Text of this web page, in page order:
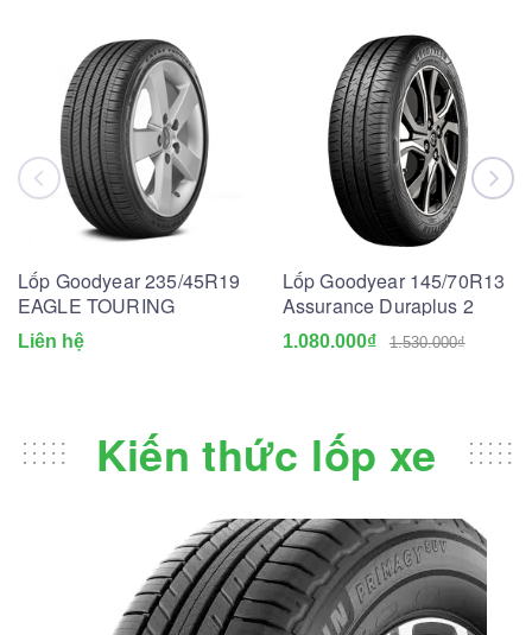
Lốp Goodyear 235/45R19
EAGLE TOURING
Liên hệ
Lốp Goodyear 145/70R13
Assurance Duraplus 2
1.080.000₫ 1.530.000₫
Kiến thức lốp xe